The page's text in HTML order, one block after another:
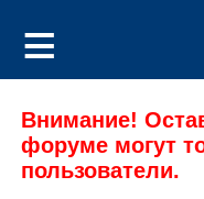
Внимание!
форуме могут
пользователи.